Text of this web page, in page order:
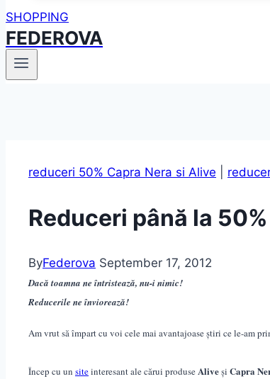
SHOPPING
FEDEROVA
reduceri 50% Capra Nera si Alive
Reduceri până la
ByFederova September 17, 2012
Dacă toamna ne întristează, nu-i nimic!
Reducerile ne înviorează!
Am vrut să împart cu voi cele mai avantajoase știri ce le-am
Încep cu un siteinteresant ale cărui produseAliveși Capra